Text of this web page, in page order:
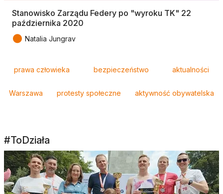
Stanowisko Zarządu Federy po "wyroku TK" 22
października 2020
● Natalia Jungrav
prawa człowieka bezpieczeństwo aktualności
Warszawa protesty społeczne aktywność obywatelska
#ToDziała